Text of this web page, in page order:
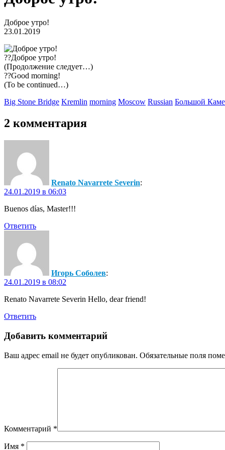
Доброе утро!
23.01.2019
??Доброе утро!
(Продолжение следует…)
??Good morning!
(To be continued…)
Big Stone Bridge Kremlin morning Moscow Russian Большой
2 комментария
Renato Navarrete Severin:
24.01.2019 в 06:03
Buenos días, Master!!!
Ответить
Игорь Соболев:
24.01.2019 в 08:02
Renato Navarrete Severin Hello, dear friend!
Ответить
Добавить комментарий
Ваш адрес email не будет опубликован. Обязательные поля
Комментарий *
Имя *